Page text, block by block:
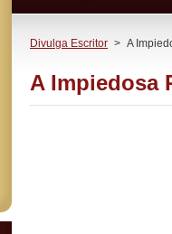
Divulga Escritor > A
A Impiedosa